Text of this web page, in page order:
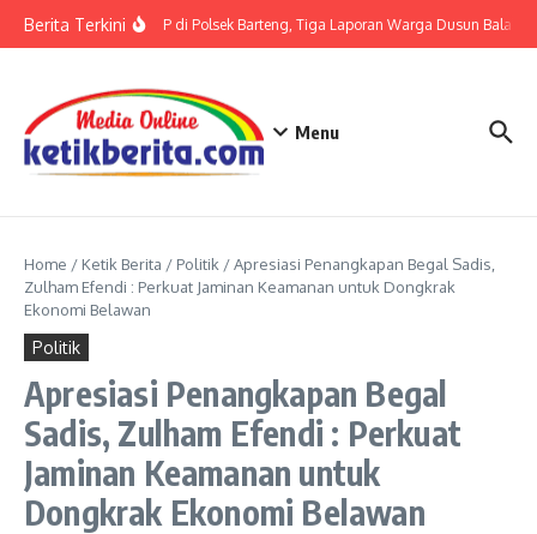
Berita TerkiniTerkait LP di Polsek Barteng, Tiga Laporan Warga Dusun Balaka
Menu
Home / Ketik Berita / Politik /Apresiasi Penangkapan Begal Sadis,
Zulham Efendi : Perkuat Jaminan Keamanan untuk Dongkrak
Ekonomi Belawan
Politik
Apresiasi Penangkapan Begal
Sadis, Zulham Efendi : Perkuat
Jaminan Keamanan untuk
Dongkrak Ekonomi Belawan